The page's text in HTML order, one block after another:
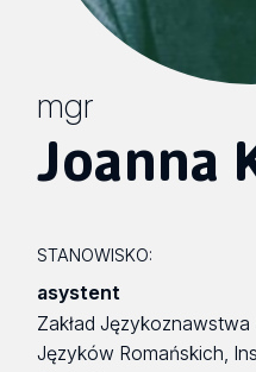
mgr
Joanna
STANOWISKO:
asystent
Zakład
Języków Romańskich,